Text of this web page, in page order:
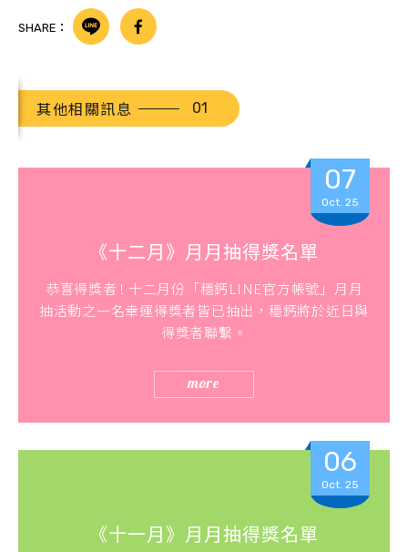
SHARE：
其他相關訊息
07
Oct. 25
《十二月》月月抽得獎名單
恭喜得獎者 ! 十二月份「穩鈣LINE官方帳號」月月
抽活動之一名幸運得獎者皆已抽出，穩鈣將於近日與
得獎者聯繫。
more
06
Oct. 25
《十一月》月月抽得獎名單